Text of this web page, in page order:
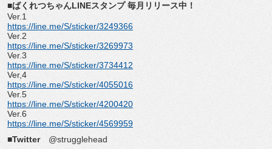
■ばくれつちゃんLINEスタンプ 毎月リリース中！
Ver.1
https://line.me/S/sticker/3249366
Ver.2
https://line.me/S/sticker/3269973
Ver.3
https://line.me/S/sticker/3734412
Ver,4
https://line.me/S/sticker/4055016
Ver.5
https://line.me/S/sticker/4200420
Ver.6
https://line.me/S/sticker/4569959
■Twitter@strugglehead